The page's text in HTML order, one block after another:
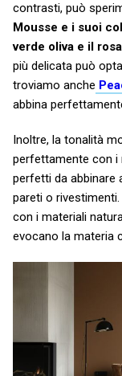
contrasti, può
Mousse e i suoi
verde oliva e il
più delicata può
troviamo anche
abbina
Inoltre, la tonalità
perfettamente con i
perfetti da abbinare
pareti o
con i materiali
evocano la materia